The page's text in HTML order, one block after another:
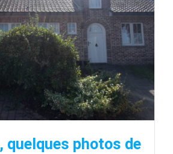
quelques photos de